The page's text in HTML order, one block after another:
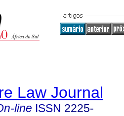
Law Journal
line ISSN 2225-